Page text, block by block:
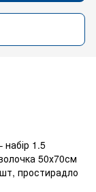
набір 1.5
50х70см
простирадло